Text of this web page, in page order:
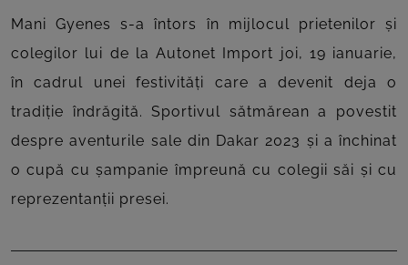
Mani Gyenes s-a întors în mijlocul prietenilor și
colegilor lui de la Autonet Import joi, 19 ianuarie,
în cadrul unei festivități care a devenit deja o
tradiție îndrăgită. Sportivul sătmărean a povestit
despre aventurile sale din Dakar 2023 și a închinat
o cupă cu șampanie împreună cu colegii săi și cu
reprezentanții presei.